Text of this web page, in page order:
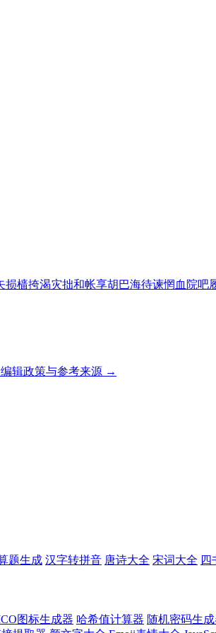
损樯挎渴灾拙和帐享胡 巴海待谏惘 血 院吧
辑政策与参考来源 →
题生成 汉字转拼音 唐诗大全 宋词大全 四
图标生成器 哈希值计算器 随机密码生